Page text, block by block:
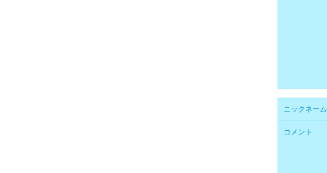
ニックネーム
コメント